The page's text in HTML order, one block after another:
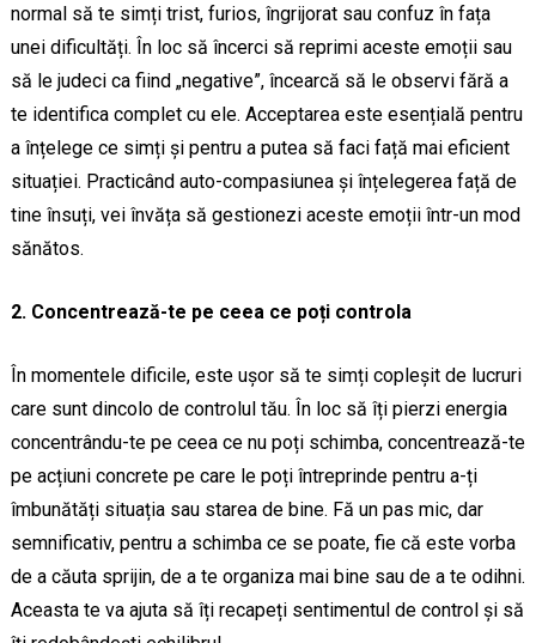
normal să te simți trist, furios, îngrijorat sau confuz în fața
unei dificultăți. În loc să încerci să reprimi aceste emoții sau
să le judeci ca fiind „negative”, încearcă să le observi fără a
te identifica complet cu ele. Acceptarea este esențială pentru
a înțelege ce simți și pentru a putea să faci față mai eficient
situației. Practicând auto-compasiunea și înțelegerea față de
tine însuți, vei învăța să gestionezi aceste emoții într-un mod
sănătos.
2. Concentrează-te pe ceea ce poți controla
În momentele dificile, este ușor să te simți copleșit de lucruri
care sunt dincolo de controlul tău. În loc să îți pierzi energia
concentrându-te pe ceea ce nu poți schimba, concentrează-te
pe acțiuni concrete pe care le poți întreprinde pentru a-ți
îmbunătăți situația sau starea de bine. Fă un pas mic, dar
semnificativ, pentru a schimba ce se poate, fie că este vorba
de a căuta sprijin, de a te organiza mai bine sau de a te odihni.
Aceasta te va ajuta să îți recapeți sentimentul de control și să